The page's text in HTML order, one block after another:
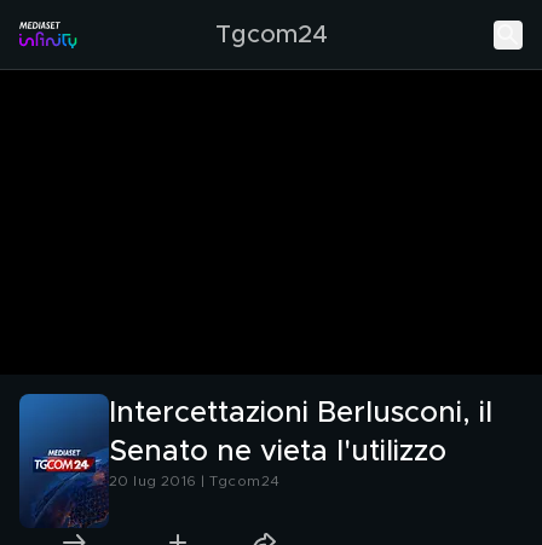
Tgcom24
Intercettazioni Berlusconi, il
Senato ne vieta l'utilizzo
20 lug 2016 | Tgcom24